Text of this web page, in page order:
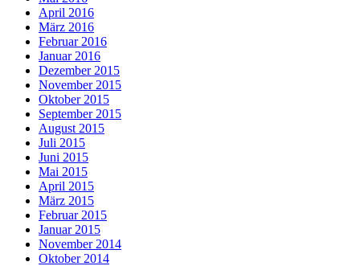
April 2016
März 2016
Februar 2016
Januar 2016
Dezember 2015
November 2015
Oktober 2015
September 2015
August 2015
Juli 2015
Juni 2015
Mai 2015
April 2015
März 2015
Februar 2015
Januar 2015
November 2014
Oktober 2014